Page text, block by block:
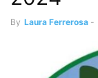
By Laura Ferrerosa -